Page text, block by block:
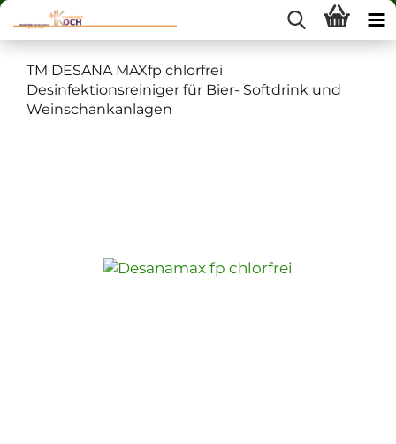
TM DESANA MAXfp chlorfrei
Desinfektionsreiniger für Bier- Softdrink und
Weinschankanlagen